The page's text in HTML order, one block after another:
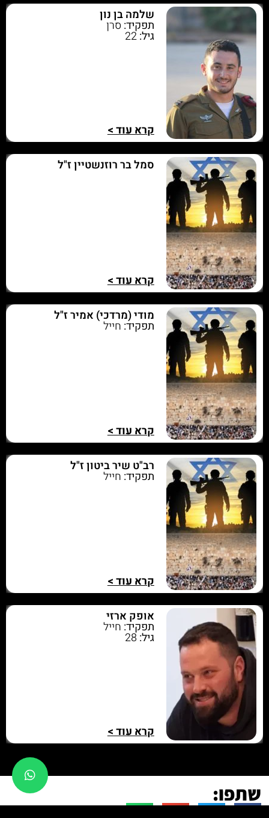
שלמה בן נון
תפקיד: סרן
גיל:22
קרא עוד >
סמל בר רוזנשטיין ז"ל
קרא עוד >
מודי (מרדכי) אמיר ז"ל
תפקיד: חייל
קרא עוד >
רב"ט שיר ביטון ז"ל
תפקיד: חייל
קרא עוד >
אופק ארזי
תפקיד: חייל
גיל:28
קרא עוד >
שתפו: